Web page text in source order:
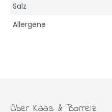
Salz
Allergene
Über Kaas & Borrelz